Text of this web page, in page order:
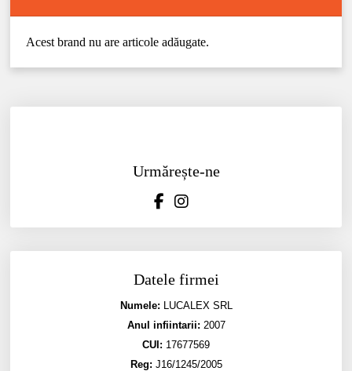
Acest brand nu are articole adăugate.
Urmărește-ne
Datele firmei
Numele: LUCALEX SRL
Anul infiintarii: 2007
CUI: 17677569
Reg: J16/1245/2005